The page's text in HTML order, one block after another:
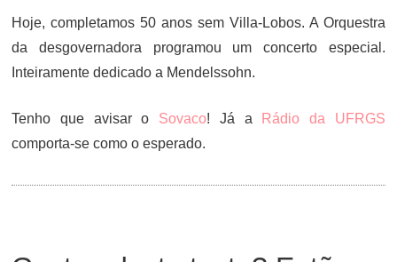
Hoje, completamos 50 anos sem Villa-Lobos. A Orquestra
da desgovernadora programou um concerto especial.
Inteiramente dedicado a Mendelssohn.
Tenho que avisar o Sovaco! Já a
Rádio da UFRGS
comporta-se como o esperado.